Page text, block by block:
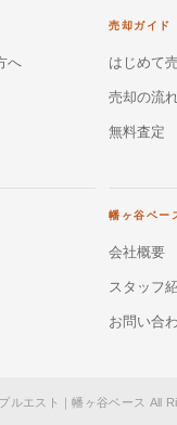
へ
売却ガイド
はじめて
売却の流
無料査定
幡ヶ谷ベー
会社概要
スタッフ
お問い合
ルエスト｜幡ヶ谷ベース All